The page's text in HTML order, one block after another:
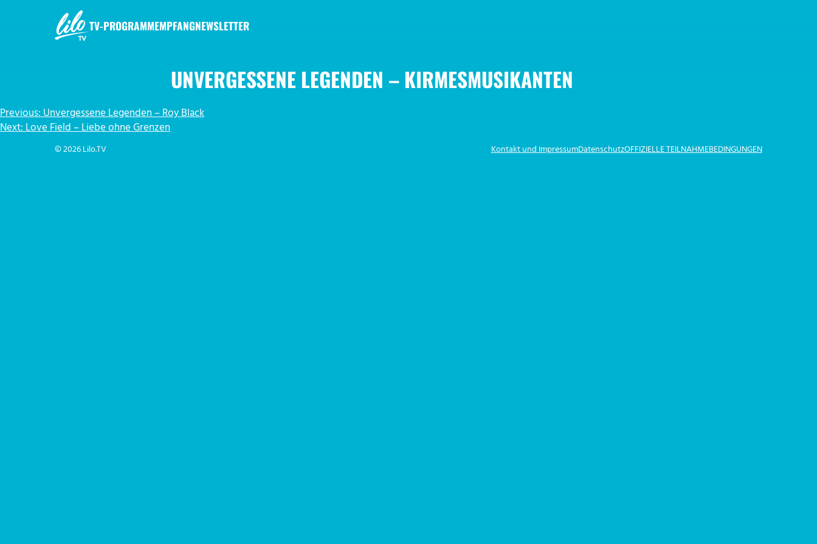
TV-PROGRAMMEMPFANGNEWSLETTER
UNVERGESSENE LEGENDEN – KIRMESMUSIKANTEN
BEITRAGSNAVIGATION
Previous:Unvergessene Legenden – Roy Black
Next:Love Field – Liebe ohne Grenzen
© 2026 Lilo.TV Kontakt und ImpressumDatenschutzOFFIZIELLE TEILNAHMEBEDINGUNGEN